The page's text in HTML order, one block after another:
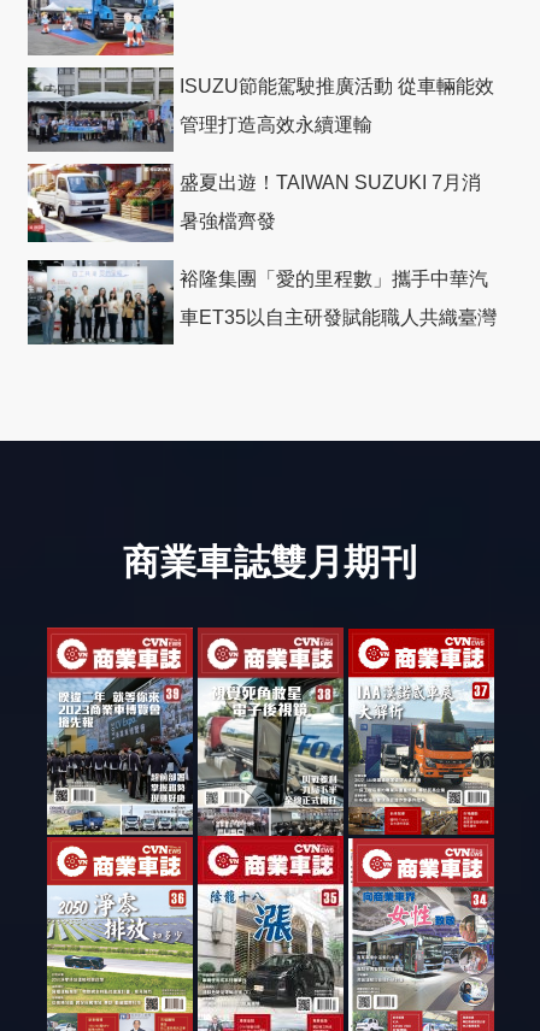
ISUZU節能駕駛推廣活動 從車輛能效
管理打造高效永續運輸
盛夏出遊！TAIWAN SUZUKI 7月消
暑強檔齊發
裕隆集團「愛的里程數」攜手中華汽
車ET35以自主研發賦能職人共織臺灣
商業車誌雙月期刊